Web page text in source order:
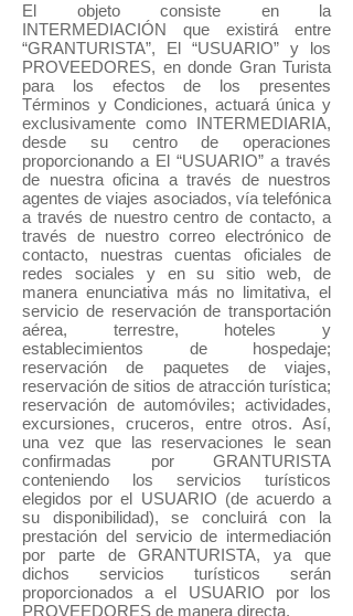
El objeto consiste en la
INTERMEDIACIÓN que existirá entre
“GRANTURISTA”, El “USUARIO” y los
PROVEEDORES, en donde Gran Turista
para los efectos de los presentes
Términos y Condiciones, actuará única y
exclusivamente como INTERMEDIARIA,
desde su centro de operaciones
proporcionando a El “USUARIO” a través
de nuestra oficina a través de nuestros
agentes de viajes asociados, vía telefónica
a través de nuestro centro de contacto, a
través de nuestro correo electrónico de
contacto, nuestras cuentas oficiales de
redes sociales y en su sitio web, de
manera enunciativa más no limitativa, el
servicio de reservación de transportación
aérea, terrestre, hoteles y
establecimientos de hospedaje;
reservación de paquetes de viajes,
reservación de sitios de atracción turística;
reservación de automóviles; actividades,
excursiones, cruceros, entre otros. Así,
una vez que las reservaciones le sean
confirmadas por GRANTURISTA
conteniendo los servicios turísticos
elegidos por el USUARIO (de acuerdo a
su disponibilidad), se concluirá con la
prestación del servicio de intermediación
por parte de GRANTURISTA, ya que
dichos servicios turísticos serán
proporcionados a el USUARIO por los
PROVEEDORES de manera directa.